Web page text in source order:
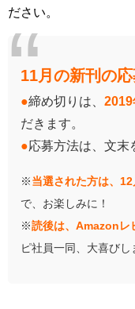
ださい。
11月の新刊の
●締め切りは、 2019
だきます。
●応募方法は、文末
※ 当選された方は、 12
で、お楽しみに！
※読後は、Amazonレ
ピ社員一同、大喜びし